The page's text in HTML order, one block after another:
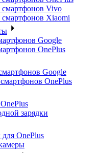
смартфонов Vivo
смартфонов Xiaomi
Google
OnePlus
Google
OnePlus
зарядки
OnePlus